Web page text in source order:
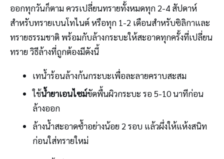
ออกทุกวันก็ตาม ควรเปลี่ยนทรายทั้งหมดทุก 2-4 สัปดาห์
สำหรับทรายเบนโทไนต์ หรือทุก 1-2 เดือนสำหรับซิลิกาและ
ทรายธรรมชาติ พร้อมกับล้างกระบะให้สะอาดทุกครั้งที่เปลี่ยน
ทราย วิธีล้างที่ถูกต้องมีดังนี้
เทน้ำร้อนล้างก้นกระบะเพื่อละลายคราบสะสม
ใช้น้ำยาเอนไซม์ขัดพื้นผิวกระบะ รอ 5-10 นาทีก่อน
ล้างออก
ล้างน้ำสะอาดซ้ำอย่างน้อย 2 รอบ แล้วผึ่งให้แห้งสนิท
ก่อนใส่ทรายใหม่